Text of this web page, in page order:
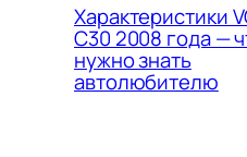
Характеристики
C30 2008 года —
нужно знать
автолюбителю